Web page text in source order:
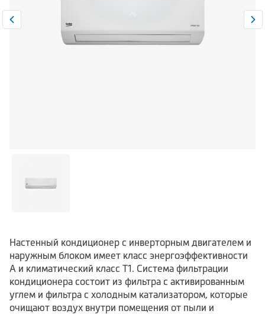
Сравнить 0
Настенный кондиционер с инверторным двигателем и
наружным блоком имеет класс энергоэффективности
А и климатический класс Т1. Система фильтрации
кондиционера состоит из фильтра с активированным
углем и фильтра с холодным катализатором, которые
очищают воздух внутри помещения от пыли и